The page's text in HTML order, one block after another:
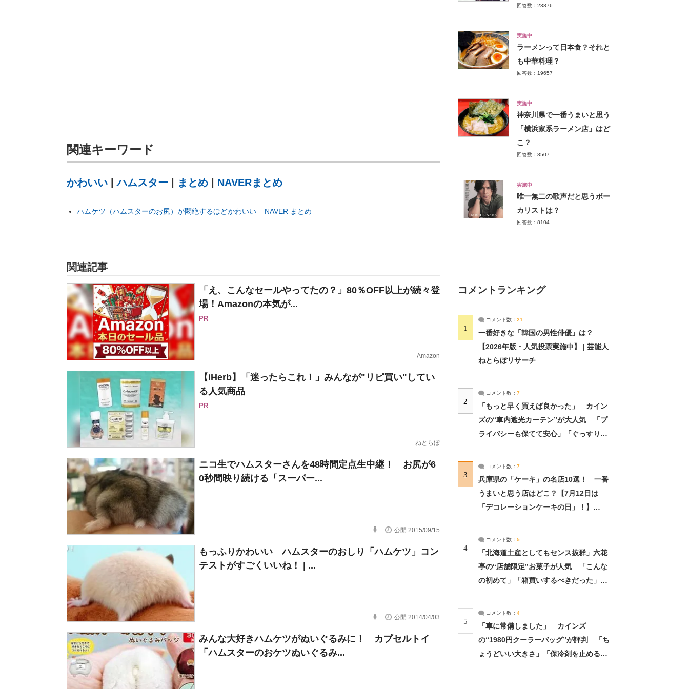
関連キーワード
かわいい |ハムスター まとめ NAVERまとめ
ハムケツ（ハムスターのお尻）が悶絶するほどかわいい – NAVER まとめ
関連記事
「え、こんなセールやってたの？」80％OFF以上が続々登
場！Amazonの本気が...
PR
Amazon
【iHerb】「迷ったらこれ！」みんなが"リピ買い"してい
る人気商品
PR
ねとらぼ
ニコ生でハムスターさんを48時間定点生中継！ お尻が6
0秒間映り続ける「スーパー...
公開 2015/09/15
もっふりかわいい ハムスターのおしり「ハムケツ」コン
テストがすごくいいね！ | ...
公開 2014/04/03
みんな大好きハムケツがぬいぐるみに！ カプセルトイ
「ハムスターのおケツぬいぐるみ...
回答数：23876
実施中
ラーメンって日本食？それと
も中華料理？
回答数：19657
実施中
神奈川県で一番うまいと思う
「横浜家系ラーメン店」はど
こ？
回答数：8507
実施中
唯一無二の歌声だと思うボー
カリストは？
回答数：8104
コメントランキング
1
コメント数： 21
一番好きな「韓国の男性俳優」は？
【2026年版・人気投票実施中】 | 芸能人
ねとらぼリサーチ
2
コメント数： 7
「もっと早く買えば良かった」 カイン
ズの“車内遮光カーテン”が大人気 「プ
ライバシーも保てて安心」「ぐっすり眠
3
コメント数： 7
兵庫県の「ケーキ」の名店10選！ 一番
うまいと思う店はどこ？【7月12日は
「デコレーションケーキの日」！】
4
コメント数： 5
「北海道土産としてもセンス抜群」六花
亭の“店舗限定”お菓子が人気 「こんな
の初めて」「箱買いするべきだった」
5
コメント数： 4
「車に常備しました」 カインズ
の“1980円クーラーバッグ”が評判 「ち
ょうどいい大きさ」「保冷剤を止めるベ